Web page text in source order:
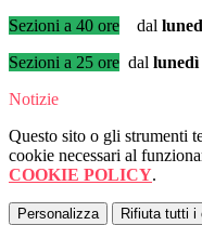
Sezioni a 40 ore dal
Sezioni a 25 ore dal lunedì
Notizie
Questo sito o gli strumenti
cookie necessari al
COOKIE POLICY.
Personalizza Rifiuta tutti i